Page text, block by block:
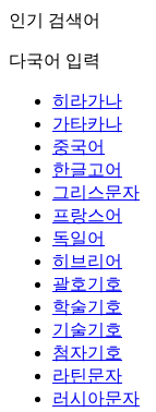
인기 검색어
다국어 입력
히라가나
가타카나
중국어
한글고어
그리스문자
프랑스어
독일어
히브리어
괄호기호
학술기호
기술기호
첨자기호
라틴문자
러시아문자